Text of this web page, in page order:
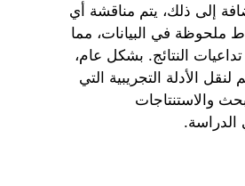
إلى ذلك، يتم مناقشة أي
ملحوظة في البيانات، مما
النتائج. بشكل عام،
الأدلة التجريبية التي
والاستنتاجات